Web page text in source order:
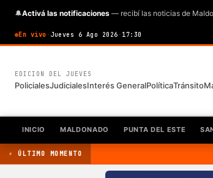
🔔Activá las notificaciones — recibí las noticias de
En vivo · Jueves 6 Ago 2026 · 17:30
EDICION DEL JUEVES
PolicialesJudicialesInterés GeneralPolíticaTránsito
INICIO MALDONADO PUNTA DEL ESTE
⚡ ÚLTIMO MOMENTO